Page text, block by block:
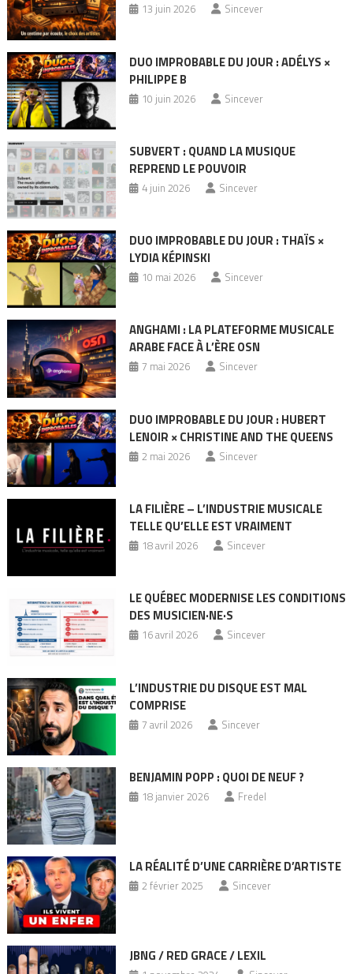
13 juin 2026 Sincever
DUO IMPROBABLE DU JOUR : ADÉLYS ×
PHILIPPE B
10 juin 2026 Sincever
SUBVERT : QUAND LA MUSIQUE
REPREND LE POUVOIR
4 juin 2026 Sincever
DUO IMPROBABLE DU JOUR : THAÏS ×
LYDIA KÉPINSKI
10 mai 2026 Sincever
ANGHAMI : LA PLATEFORME MUSICALE
ARABE FACE À L’ÈRE OSN
7 mai 2026 Sincever
DUO IMPROBABLE DU JOUR : HUBERT
LENOIR × CHRISTINE AND THE QUEENS
2 mai 2026 Sincever
LA FILIÈRE – L’INDUSTRIE MUSICALE
TELLE QU’ELLE EST VRAIMENT
18 avril 2026 Sincever
LE QUÉBEC MODERNISE LES CONDITIONS
DES MUSICIEN·NE·S
16 avril 2026 Sincever
L’INDUSTRIE DU DISQUE EST MAL
COMPRISE
7 avril 2026 Sincever
BENJAMIN POPP : QUOI DE NEUF ?
18 janvier 2026 Fredel
LA RÉALITÉ D’UNE CARRIÈRE D’ARTISTE
2 février 2025 Sincever
JBNG / RED GRACE / LEXIL